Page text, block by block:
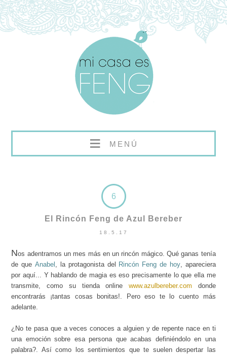
≡ MENÚ
6
El Rincón Feng de Azul Bereber
18.5.17
Nos adentramos un mes más en un rincón mágico. Qué ganas tenía
de queAnabel , la protagonista del Rincón Feng de hoy, apareciera
por aquí... Y hablando de magia es eso precisamente lo que ella me
transmite, como su tienda online www.azulbereber.com
donde
encontrarás ¡tantas cosas bonitas!. Pero eso te lo cuento más
adelante.
¿No te pasa que a veces conoces a alguien y de repente nace en ti
una emoción sobre esa persona que acabas definiéndolo en una
palabra?. Así como los sentimientos que te suelen despertar las